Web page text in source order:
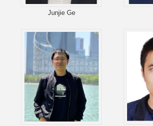
Junjie Ge